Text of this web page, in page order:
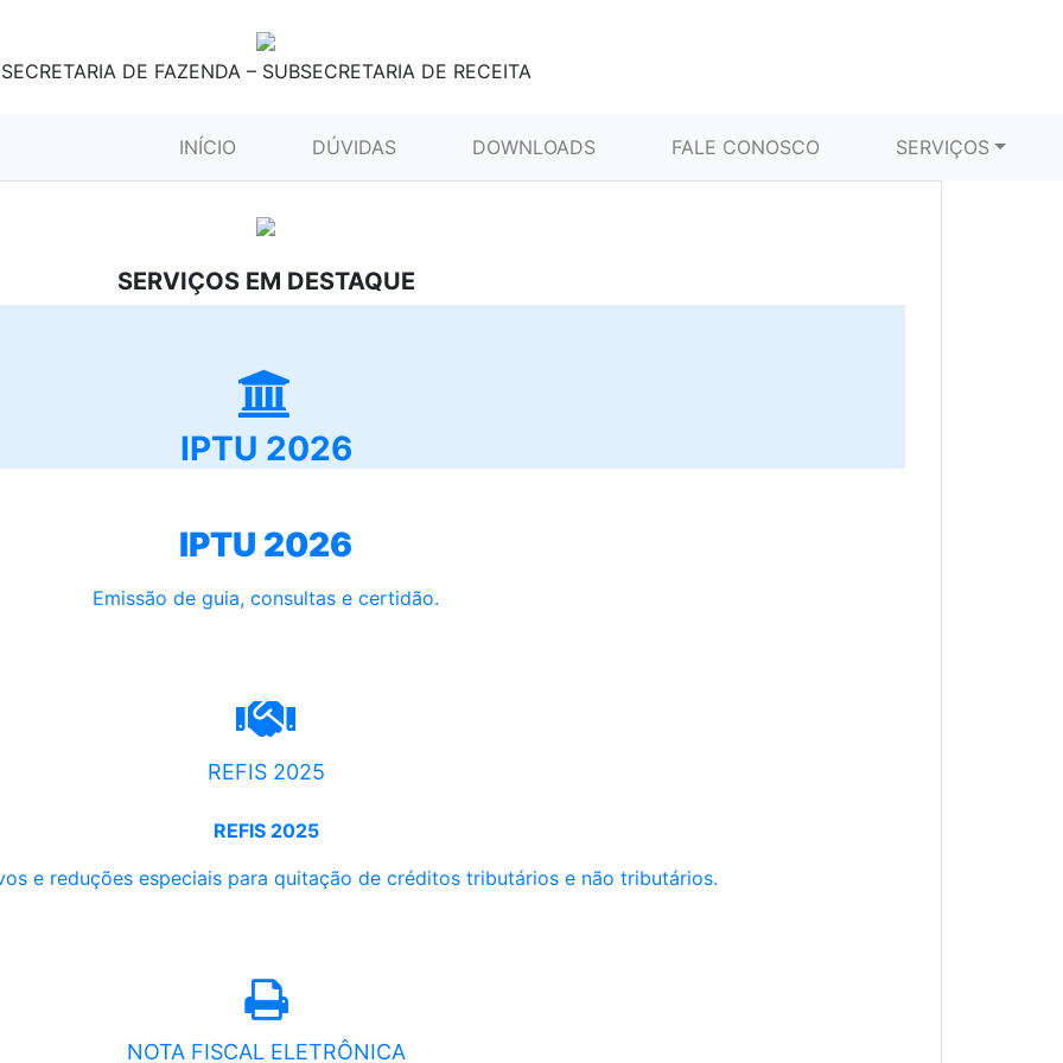
SECRETARIA DE FAZENDA – SUBSECRETARIA DE RECEITA
INÍCIO (CURRENT)DÚVIDAS DOWNLOADS FALE CONOSCO SERVIÇOS
SERVIÇOS EM DESTAQUE
IPTU 2026
IPTU 2026
Emissão de guia, consultas e certidão.
REFIS 2025
REFIS 2025
e reduções especiais para quitação de créditos tributários e não tributários.
NOTA FISCAL ELETRÔNICA